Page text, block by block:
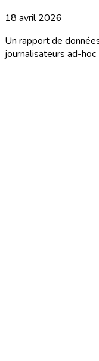
18 avril 2026
Un rapport de
journalisateurs ad-